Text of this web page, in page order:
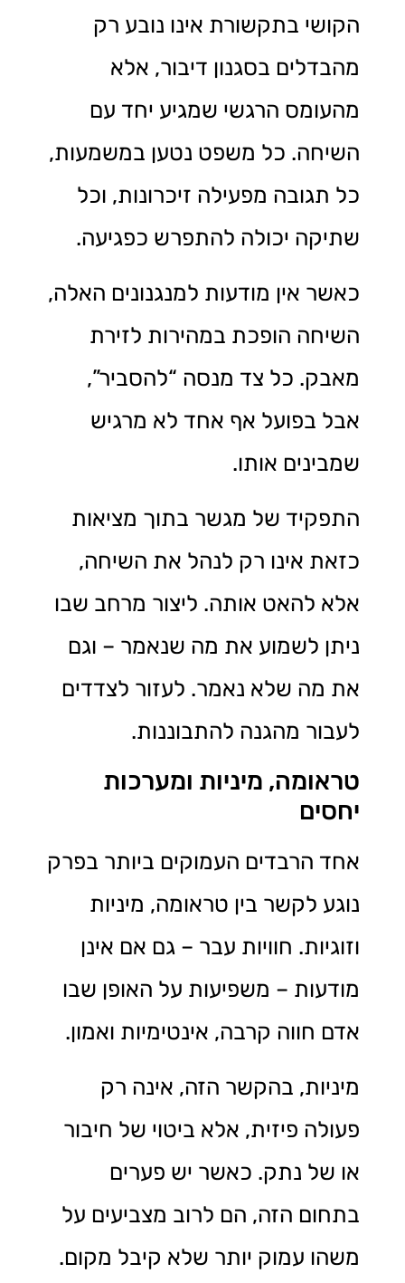
הקושי בתקשורת אינו נובע רק
מהבדלים בסגנון דיבור, אלא
מהעומס הרגשי שמגיע יחד עם
השיחה. כל משפט נטען במשמעות,
כל תגובה מפעילה זיכרונות, וכל
שתיקה יכולה להתפרש כפגיעה.
כאשר אין מודעות למנגנונים האלה,
השיחה הופכת במהירות לזירת
מאבק. כל צד מנסה “להסביר”,
אבל בפועל אף אחד לא מרגיש
שמבינים אותו.
התפקיד של מגשר בתוך מציאות
כזאת אינו רק לנהל את השיחה,
אלא להאט אותה. ליצור מרחב שבו
ניתן לשמוע את מה שנאמר – וגם
את מה שלא נאמר. לעזור לצדדים
לעבור מהגנה להתבוננות.
טראומה, מיניות ומערכות
יחסים
אחד הרבדים העמוקים ביותר בפרק
נוגע לקשר בין טראומה, מיניות
וזוגיות. חוויות עבר – גם אם אינן
מודעות – משפיעות על האופן שבו
אדם חווה קרבה, אינטימיות ואמון.
מיניות, בהקשר הזה, אינה רק
פעולה פיזית, אלא ביטוי של חיבור
או של נתק. כאשר יש פערים
בתחום הזה, הם לרוב מצביעים על
משהו עמוק יותר שלא קיבל מקום.